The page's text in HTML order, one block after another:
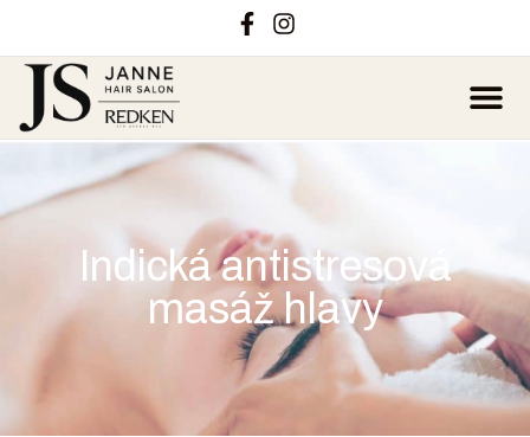
Indická antistresová
masáž hlavy